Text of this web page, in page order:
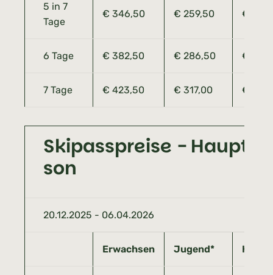
5 in 7
Tage
€ 346,50 € 259,50 €
6 Tage € 382,50 € 286,50 €
7 Tage € 423,50 € 317,00 €
Skipasspreise -
son
20.12.2025 - 06.04.2026
Erwachsen Jugend* Kind**